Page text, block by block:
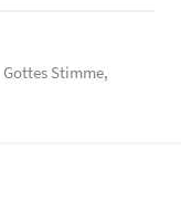
Gottes Stimme,